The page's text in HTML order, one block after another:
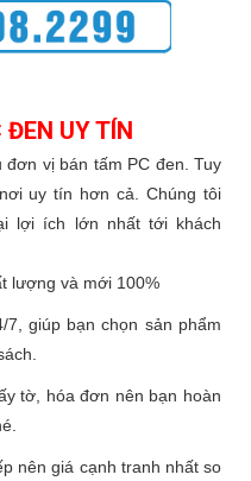
UY TÍN
vị bán tấm PC đen. Tuy
uy tín hơn cả. Chúng tôi
lợi ích lớn nhất tới khách
lượng và mới 100%
giúp bạn chọn sản phẩm
tờ, hóa đơn nên bạn hoàn
nên giá cạnh tranh nhất so